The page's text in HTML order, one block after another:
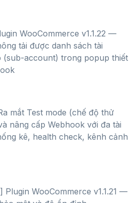
WooCommerce v1.1.22 —
tải được danh sách tài
(sub-account) trong popup thiết
mắt Test mode (chế độ thử
nâng cấp Webhook với đa tài
kê, health check, kênh cảnh
Plugin WooCommerce v1.1.21 —